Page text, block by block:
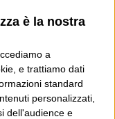
è la nostra
a
e trattiamo dati
standard
personalizzati,
dell'audience e
da oltre 16
e lo